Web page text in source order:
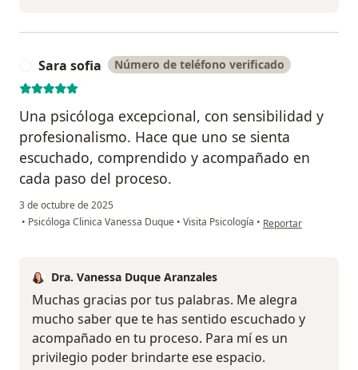
Sara sofia Número de teléfono verificado
Una psicóloga excepcional, con sensibilidad y
profesionalismo. Hace que uno se sienta
escuchado, comprendido y acompañado en
cada paso del proceso.
3 de octubre de 2025
• Psicóloga Clinica Vanessa Duque • Visita Psicología • en opinión del
Reportar
Dra. Vanessa Duque Aranzales
Muchas gracias por tus palabras. Me alegra
mucho saber que te has sentido escuchado y
acompañado en tu proceso. Para mí es un
privilegio poder brindarte ese espacio.